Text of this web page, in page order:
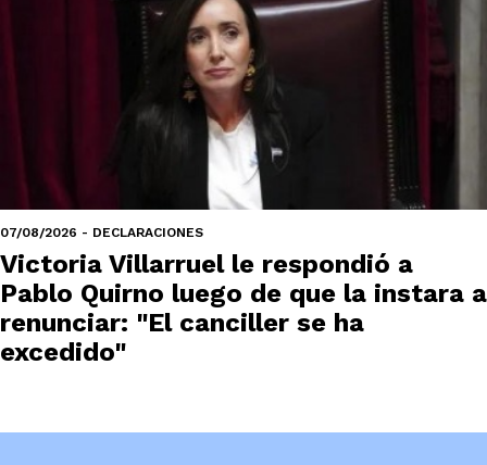
07/08/2026 - DECLARACIONES
Victoria Villarruel le respondió a
Pablo Quirno luego de que la instara a
renunciar: "El canciller se ha
excedido"